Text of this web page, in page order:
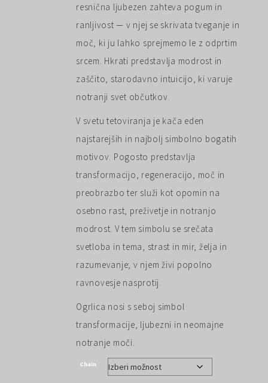
resnična ljubezen zahteva pogum in
ranljivost — v njej se skrivata tveganje in
moč, ki ju lahko sprejmemo le z odprtim
srcem. Hkrati predstavlja modrost in
zaščito, starodavno intuicijo, ki varuje
notranji svet občutkov.
V svetu tetoviranja je kača eden
najstarejših in najbolj simbolno bogatih
motivov. Pogosto predstavlja
transformacijo, regeneracijo, moč in
preobrazbo ter služi kot opomin na
osebno rast, preživetje in notranjo
modrost. V tem simbolu se srečata
svetloba in tema, strast in mir, želja in
razumevanje; v njem živi popolno
ravnovesje nasprotij.
Ogrlica nosi s seboj simbol
transformacije, ljubezni in neomajne
notranje moči.
Chain